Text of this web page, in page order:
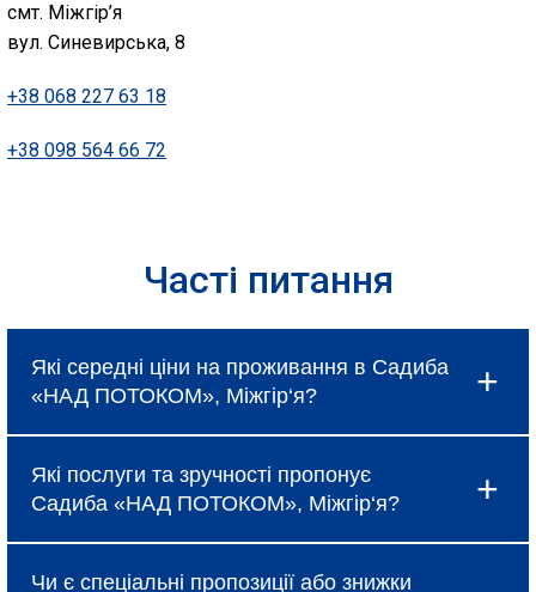
смт. Міжгір’я
вул. Синевирська, 8
+38 068 227 63 18
+38 098 564 66 72
Часті питання
Які середні ціни на проживання в Садиба
«НАД ПОТОКОМ», Міжгір‘я?
коливаються і залежать від вибраного типу
номеру, сезону та наявності спеціальних
пропозицій, про які можна дізнатися під час
бронювання.
Які послуги та зручності пропонує
Садиба «НАД ПОТОКОМ», Міжгір‘я?
Чи є спеціальні пропозиції або знижки